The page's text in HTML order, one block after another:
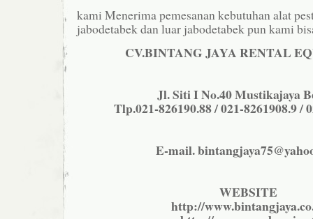
kami Menerima pemesanan kebutuhan alat
jabodetabek dan luar jabodetabek pun kami
CV.BINTANG JAYA RENTAL
Jl. Siti I No.40 Mustikajaya
Tlp.021-826190.88 / 021-8261908.9 /
E-mail.
WEBSITE
http://